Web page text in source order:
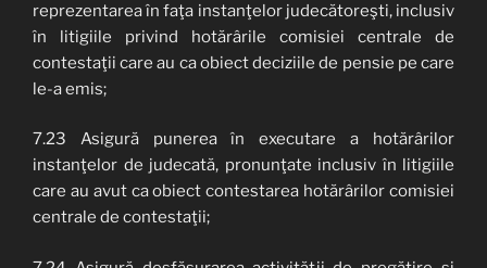
reprezentarea în faţa instanţelor judecătoreşti, inclusiv
în litigiile privind hotărârile comisiei centrale de
contestaţii care au ca obiect deciziile de pensie pe care
le-a emis;
7.23 Asigură punerea în executare a hotărârilor
instanţelor de judecată, pronunţate inclusiv în litigiile
care au avut ca obiect contestarea hotărârilor comisiei
centrale de contestaţii;